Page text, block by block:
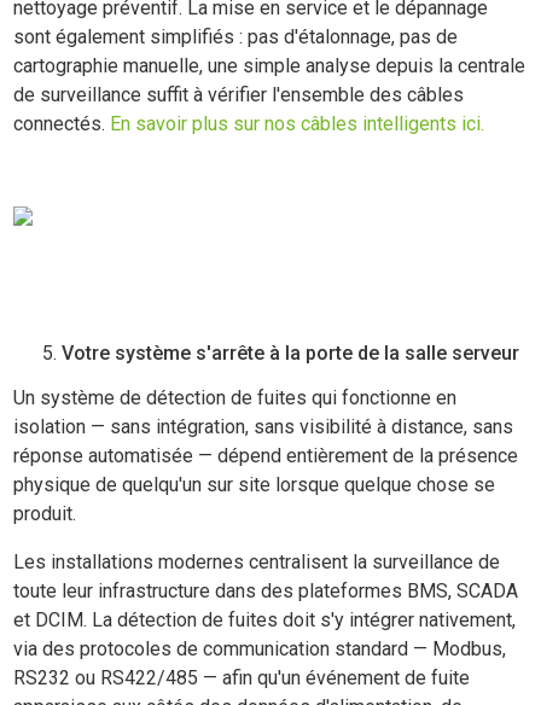
nettoyage préventif. La mise en service et le dépannage
sont également simplifiés : pas d'étalonnage, pas de
cartographie manuelle, une simple analyse depuis la centrale
de surveillance suffit à vérifier l'ensemble des câbles
connectés. En savoir plus sur nos câbles intelligents ici.
Votre système s'arrête à la porte de la salle serveur
Un système de détection de fuites qui fonctionne en
isolation — sans intégration, sans visibilité à distance, sans
réponse automatisée — dépend entièrement de la présence
physique de quelqu'un sur site lorsque quelque chose se
produit.
Les installations modernes centralisent la surveillance de
toute leur infrastructure dans des plateformes BMS, SCADA
et DCIM. La détection de fuites doit s'y intégrer nativement,
via des protocoles de communication standard — Modbus,
RS232 ou RS422/485 — afin qu'un événement de fuite